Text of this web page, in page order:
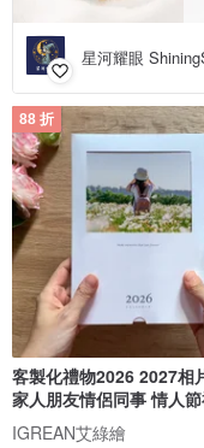
星河耀眼
88 折
客製化禮物2026 2027相
家人朋友情侶同事 情人
IGREAN艾綠繪